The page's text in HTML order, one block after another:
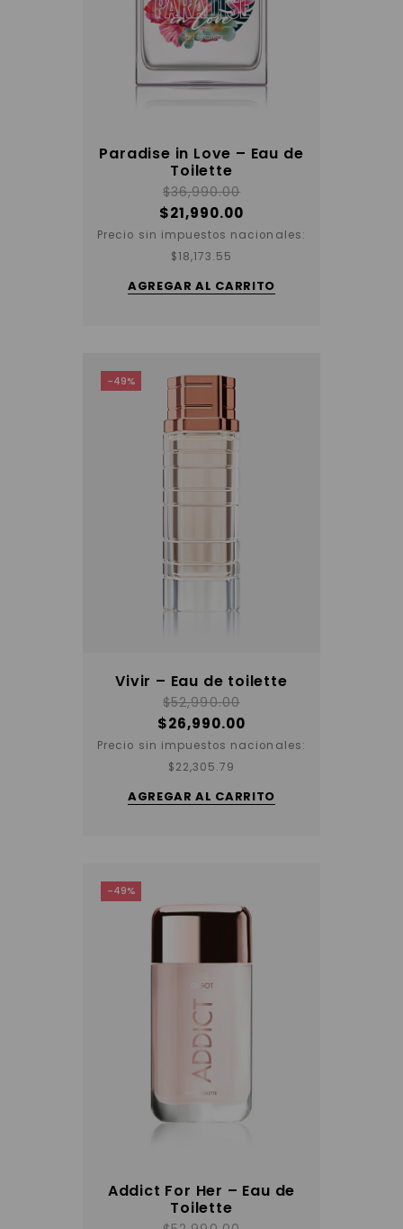
Paradise in Love – Eau de
Toilette
$36,990.00
$21,990.00
Precio sin impuestos nacionales:
$18,173.55
AGREGAR AL CARRITO
-49%
Vivir – Eau de toilette
$52,990.00
$26,990.00
Precio sin impuestos nacionales:
$22,305.79
AGREGAR AL CARRITO
-49%
Addict For Her – Eau de
Toilette